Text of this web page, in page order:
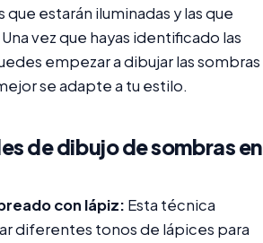
estarán iluminadas y las que
vez que hayas identificado las
empezar a dibujar las sombras
se adapte a tu estilo.
de dibujo de sombras en
con lápiz: Esta técnica
diferentes tonos de lápices para